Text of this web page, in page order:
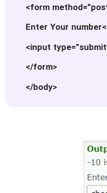
<form
Enter Your
<input
</form>
</body>